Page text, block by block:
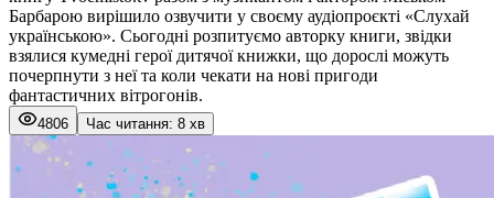
Барбарою вирішило озвучити у своєму аудіопроєкті «Слухай
українською». Сьогодні розпитуємо авторку книги, звідки
взялися кумедні герої дитячої книжки, що дорослі можуть
почерпнути з неї та коли чекати на нові пригоди
фантастичних вітрогонів.
4806 Час читання: 8 хв